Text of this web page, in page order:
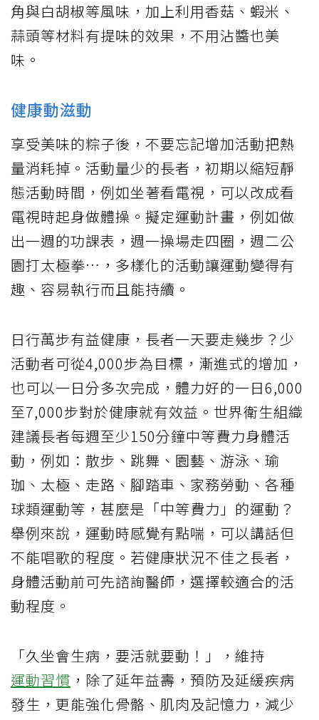
角與白胡椒等風味，加上利用香菇、蝦米、
蒜頭等材料有提味的效果，不用沾醬也美
味。
健康動滋動
享受美味的粽子後，不要忘記增加活動把熱
量消耗掉。活動量少的長者，初期以縮短靜
態活動時間，例如坐著看電視，可以改成看
電視時起身做體操。擬定運動計畫，例如做
出一週的功課表，週一操場走四圈，週二公
園打太極拳…，多樣化的活動讓運動變得有
趣、容易執行而且能持續。
日行萬步有益健康，長者一天要走幾步？少
活動者可從4,000步為目標，漸進式的增加，
也可以一日分多次完成，體力好的一日6,000
至7,000步對於健康就有效益。世界衛生組織
建議長者每週至少150分鐘中等費力身體活
動，例如：散步、跳舞、園藝、游泳、瑜
珈、太極、走路、腳踏車、家務勞動、各種
球類運動等，甚麼是「中等費力」的運動？
舉例來說，運動時感覺有點喘，可以講話但
不能唱歌的程度。若健康狀況不佳之長者，
身體活動前可先諮詢醫師，選擇較適合的活
動程度。
「久坐會生病，要活就要動！」，維持
運動習慣 ，除了延年益壽，預防及延緩疾病
發生，更能強化骨骼、肌肉及記憶力，減少